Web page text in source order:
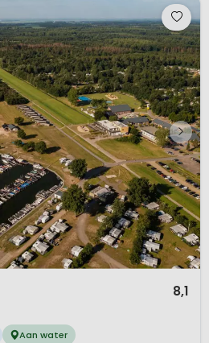
8,1
Aan water